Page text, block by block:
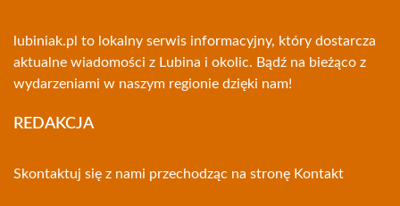
lubiniak.pl to lokalny serwis informacyjny, który dostarcza
aktualne wiadomości z Lubina i okolic. Bądź na bieżąco z
wydarzeniami w naszym regionie dzięki nam!
REDAKCJA
Skontaktuj się z nami przechodząc na stronę Kontakt